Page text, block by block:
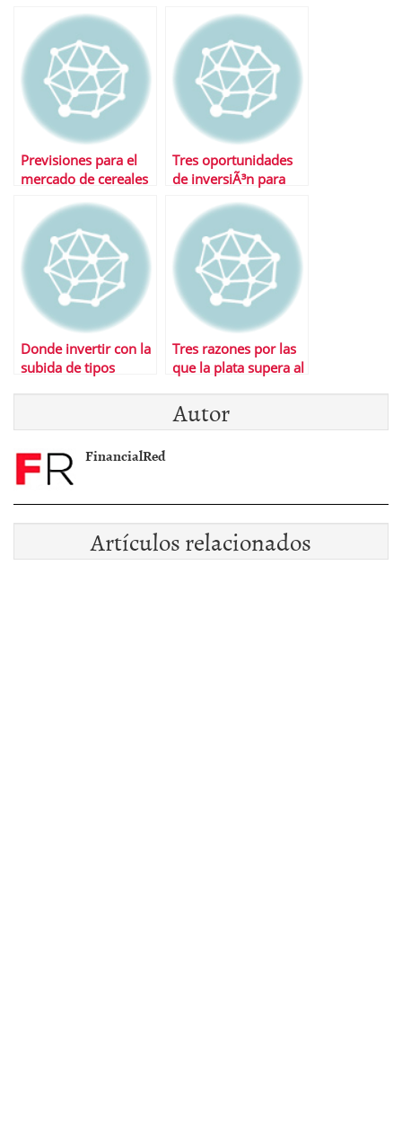
Previsiones para el
mercado de cereales
Tres oportunidades
de inversiÃ³n para
Donde invertir con la
subida de tipos
Tres razones por las
que la plata supera al
Autor
FinancialRed
Artículos relacionados